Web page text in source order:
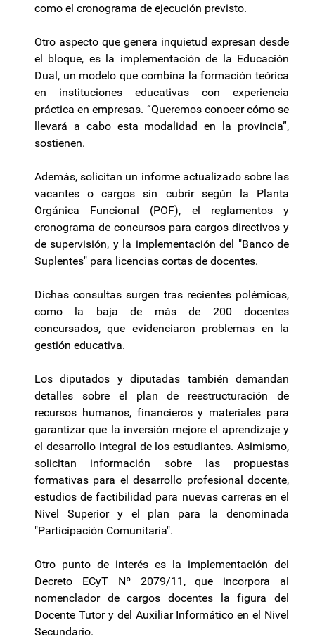
como el cronograma de ejecución previsto.
Otro aspecto que genera inquietud expresan desde
el bloque, es la implementación de la Educación
Dual, un modelo que combina la formación teórica
en instituciones educativas con experiencia
práctica en empresas. “Queremos conocer cómo se
llevará a cabo esta modalidad en la provincia”,
sostienen.
Además, solicitan un informe actualizado sobre las
vacantes o cargos sin cubrir según la Planta
Orgánica Funcional (POF), el reglamentos y
cronograma de concursos para cargos directivos y
de supervisión, y la implementación del "Banco de
Suplentes" para licencias cortas de docentes.
Dichas consultas surgen tras recientes polémicas,
como la baja de más de 200 docentes
concursados, que evidenciaron problemas en la
gestión educativa.
Los diputados y diputadas también demandan
detalles sobre el plan de reestructuración de
recursos humanos, financieros y materiales para
garantizar que la inversión mejore el aprendizaje y
el desarrollo integral de los estudiantes. Asimismo,
solicitan información sobre las propuestas
formativas para el desarrollo profesional docente,
estudios de factibilidad para nuevas carreras en el
Nivel Superior y el plan para la denominada
"Participación Comunitaria".
Otro punto de interés es la implementación del
Decreto ECyT Nº 2079/11, que incorpora al
nomenclador de cargos docentes la figura del
Docente Tutor y del Auxiliar Informático en el Nivel
Secundario.